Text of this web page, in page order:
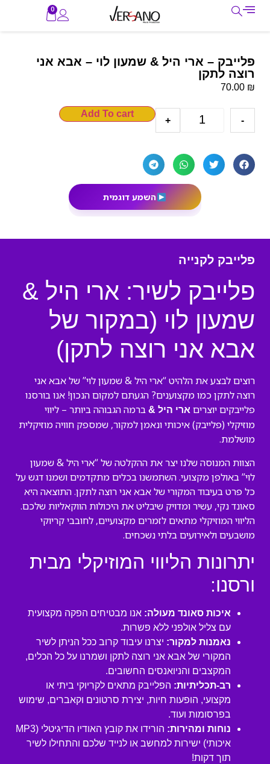
0
פלייבק – ארי היל & שמעון לוי – אבא אני
רוצה לתקן
70.00 ₪
-
+
Add To cart
השמע דוגמית
פלייבק לקנייה
פלייבק לשיר: ארי היל &
שמעון לוי (במקור של
אבא אני רוצה לתקן)
רוצים לבצע את הלהיט “ארי היל & שמעון לוי” של אבא אני
רוצה לתקן כמו מקצוענים? הגעתם למקום הנכון! אנו בורסנו
פלייבקים יוצרים ארי היל & ברמה הגבוהה ביותר – ליווי
מוזיקלי (פלייבק) איכותי ונאמן למקור, שמספק חוויה מוזיקלית
מושלמת.
הצוות המנוסה שלנו יצר את ההקלטה של “ארי היל & שמעון
לוי” באולפן מקצועי. השתמשנו בכלים מתקדמים ושמנו דגש על
כל פרט בעיבוד המקורי של אבא אני רוצה לתקן. התוצאה היא
סאונד נקי, עשיר ומדויק שיבליט את היכולות הווקאליות שלכם.
הליווי המוזיקלי מתאים לזמרים מקצועיים, לחובבי קריוקי
מושבעים ולאירועים בלתי נשכחים.
יתרונות הליווי המוזיקלי מבית
ורסנו:
איכות סאונד מעולה: אנו מבטיחים הפקה מקצועית
עם צליל אולפני ללא פשרות.
נאמנות למקור: יצרנו עיבוד קרוב ככל הניתן לשיר
המקורי של אבא אני רוצה לתקן ושמרנו על כל הכלים,
המקצבים והניואנסים החשובים.
רב-תכליתיות: הפלייבק מתאים לקריוקי ביתי או
מקצועי, הופעות חיות, יצירת סרטונים וקאברים, שימוש
בפרסומות ועוד.
נוחות ומהירות:
הורידו את קובץ האודיו הדיגיטלי (MP3
איכותי) ישירות למחשב או לנייד שלכם והתחילו לשיר
תוך דקות!